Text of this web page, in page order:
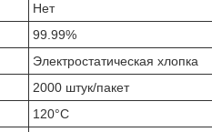
Нет
99.99%
Электростатическая хлопка
2000 штук/пакет
120°С